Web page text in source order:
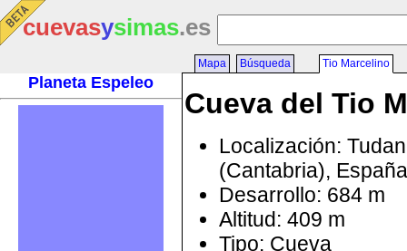
cuevasysimas.es
Planeta Espeleo
Mapa Búsqueda Tio Marcelino
Cueva del Tio
Localización:
(Cantabria), España
Desarrollo: 684 m
Altitud: 409 m
Tipo: Cueva